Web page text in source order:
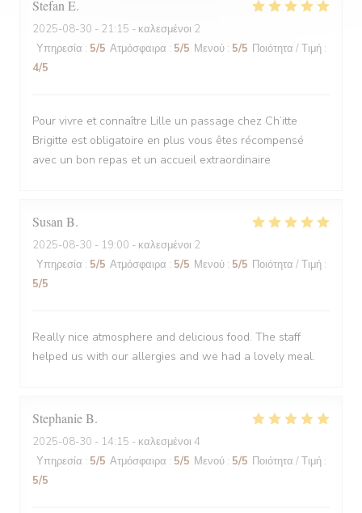
Stefan E
2025-08-30 - 21:15 - καλεσμένοι 2
Υπηρεσία : 5/5 Ατμόσφαιρα : 5/5 Μενού : 5/5 Ποιότητα / Τιμή :
4/5
Pour vivre et connaître Lille un passage chez Ch’itte
Brigitte est obligatoire en plus vous êtes récompensé
avec un bon repas et un accueil extraordinaire
Susan B
2025-08-30 - 19:00 - καλεσμένοι 2
Υπηρεσία : 5/5 Ατμόσφαιρα : 5/5 Μενού : 5/5 Ποιότητα / Τιμή :
5/5
Really nice atmosphere and delicious food. The staff
helped us with our allergies and we had a lovely meal.
StephanieB
2025-08-30 - 14:15 - καλεσμένοι 4
Υπηρεσία : 5/5 Ατμόσφαιρα : 5/5 Μενού : 5/5 Ποιότητα / Τιμή :
5/5